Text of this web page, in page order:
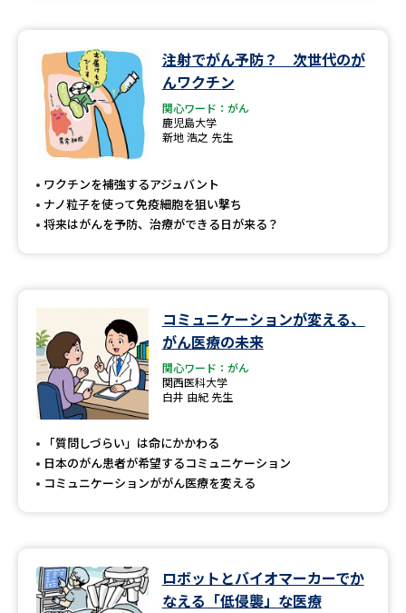
注射でがん予防？ 次世代のが
んワクチン
関心ワード：がん
鹿児島大学
新地 浩之 先生
ワクチンを補強するアジュバント
ナノ粒子を使って免疫細胞を狙い撃ち
将来はがんを予防、治療ができる日が来る？
コミュニケーションが変える、
がん医療の未来
関心ワード：がん
関西医科大学
白井 由紀 先生
「質問しづらい」は命にかかわる
日本のがん患者が希望するコミュニケーション
コミュニケーションががん医療を変える
ロボットとバイオマーカーでか
なえる「低侵襲」な医療